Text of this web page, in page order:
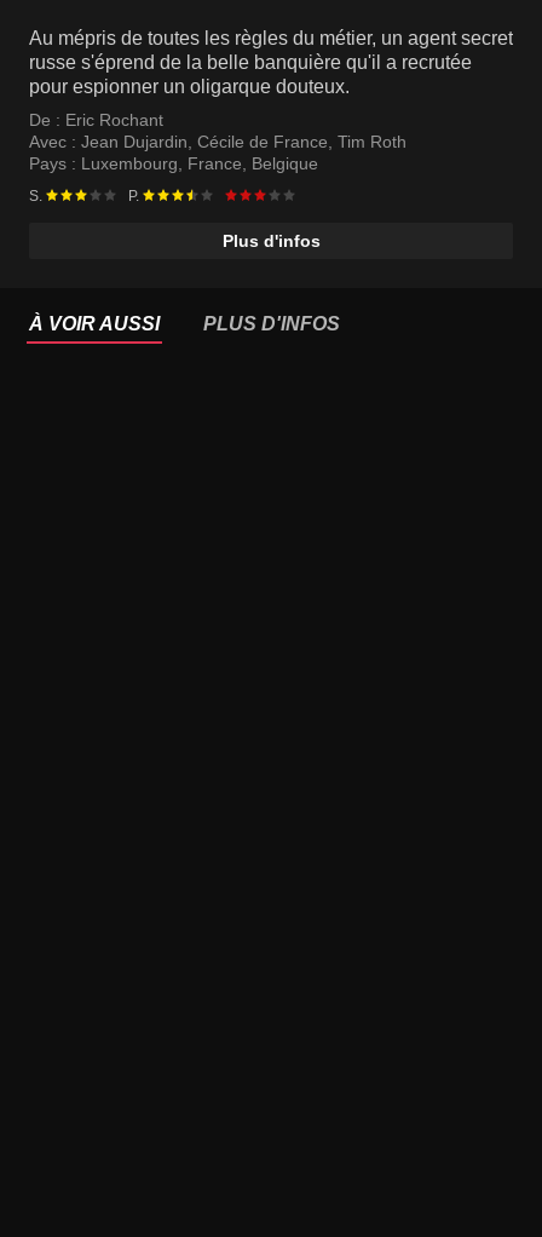
Au mépris de toutes les règles du métier, un agent secret
russe s'éprend de la belle banquière qu'il a recrutée
pour espionner un oligarque douteux.
De : Eric Rochant
Avec : Jean Dujardin, Cécile de France, Tim Roth
Pays : Luxembourg, France, Belgique
S. P.
Plus d'infos
À VOIR AUSSI PLUS D'INFOS